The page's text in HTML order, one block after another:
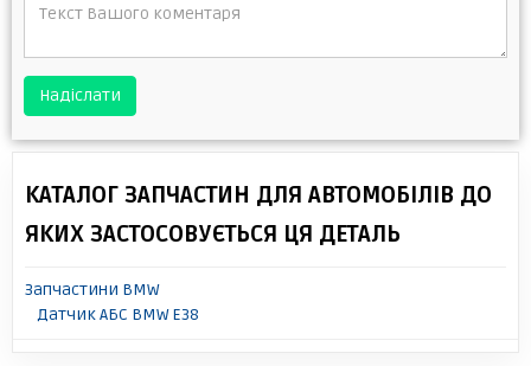
Надіслати
КАТАЛОГ ЗАПЧАСТИН ДЛЯ АВТОМОБІЛІВ ДО
ЯКИХ ЗАСТОСОВУЄТЬСЯ ЦЯ ДЕТАЛЬ
Запчастини BMW
Датчик АБС BMW E38